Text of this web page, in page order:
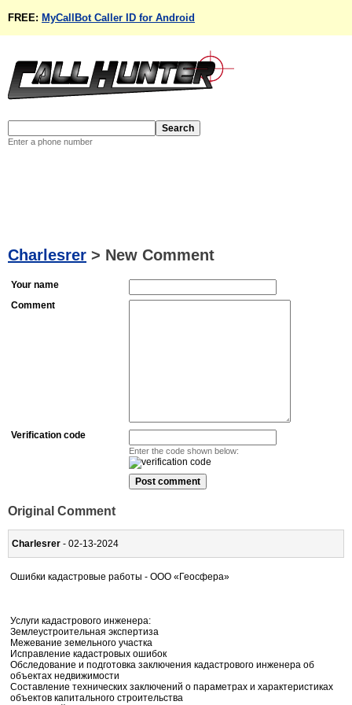
FREE: MyCallBot Caller ID for Android
Enter a phone number
Charlesrer > New Comment
Your name
Comment
Verification code
Enter the code shown below:
Original Comment
Charlesrer - 02-13-2024
Ошибки кадастровые работы - ООО «Геосфера»
Услуги кадастрового инженера:
Землеустроительная экспертиза
Межевание земельного участка
Исправление кадастровых ошибок
Обследование и подготовка заключения кадастрового инженера об
объектах недвижимости
Составление технических заключений о параметрах и характеристиках
объектов капитального строительства